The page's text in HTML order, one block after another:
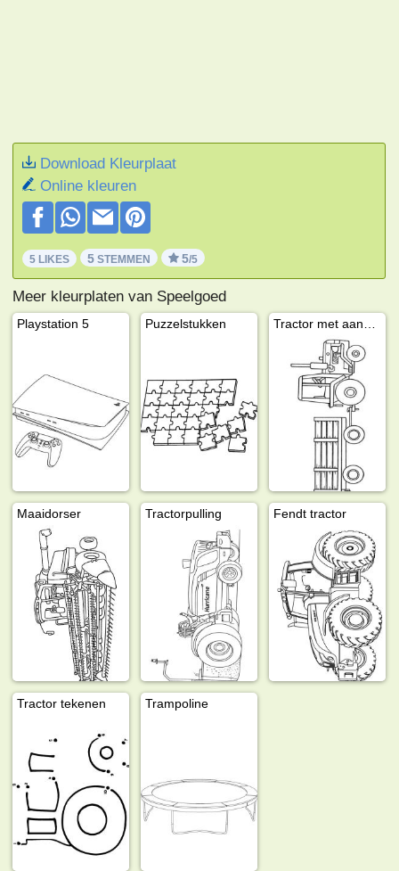
Download Kleurplaat
Online kleuren
5 LIKES 5 STEMMEN 5/5
Meer kleurplaten van Speelgoed
Playstation 5 Puzzelstukken
Maaidorser Tractorpulling Fendt tractor
Tractor tekenen Trampoline